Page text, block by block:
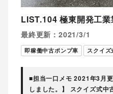
LIST.104 極東開発工
最終更新：2021/3/1
即稼働中古ポンプ車 スクイズ
■担当一口メモ 2021年3月
しました。】 スクイズ式中